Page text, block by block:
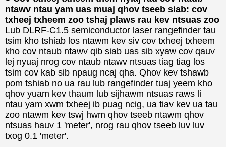
ntawv ntau yam uas muaj qhov tseeb siab: cov
txheej txheem zoo tshaj plaws rau kev ntsuas zoo
Lub DLRF-C1.5 semiconductor laser rangefinder tau
tsim kho tshiab los ntawm kev siv cov txheej txheem
kho cov ntaub ntawv qib siab uas sib xyaw cov qauv
lej nyuaj nrog cov ntaub ntawv ntsuas tiag tiag los
tsim cov kab sib npaug ncaj qha. Qhov kev tshawb
pom tshiab no ua rau lub rangefinder tuaj yeem kho
qhov yuam kev thaum lub sijhawm ntsuas raws li
ntau yam xwm txheej ib puag ncig, ua tiav kev ua tau
zoo ntawm kev tswj hwm qhov tseeb ntawm qhov
ntsuas hauv 1 'meter', nrog rau qhov tseeb luv luv
txog 0.1 'meter'.